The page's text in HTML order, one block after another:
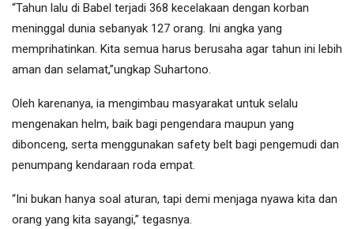
“Tahun lalu di Babel terjadi 368 kecelakaan dengan korban
meninggal dunia sebanyak 127 orang. Ini angka yang
memprihatinkan. Kita semua harus berusaha agar tahun ini lebih
aman dan selamat,”ungkap Suhartono.
Oleh karenanya, ia mengimbau masyarakat untuk selalu
mengenakan helm, baik bagi pengendara maupun yang
dibonceng, serta menggunakan safety belt bagi pengemudi dan
penumpang kendaraan roda empat.
“Ini bukan hanya soal aturan, tapi demi menjaga nyawa kita dan
orang yang kita sayangi,” tegasnya.